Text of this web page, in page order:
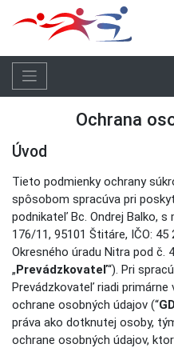
Ochrana
Úvod
Tieto podmienky ochrany
spôsobom spracúva pri
podnikateľ Bc. Ondrej Balko,
176/11, 95101 Štitáre, IČO: 45
Okresného úradu Nitra pod č.
„Prevádzkovateľ“). Pri
Prevádzkovateľ riadi primárne
ochrane osobných údajov (“
práva ako dotknutej osoby,
ochrane osobných údajov,